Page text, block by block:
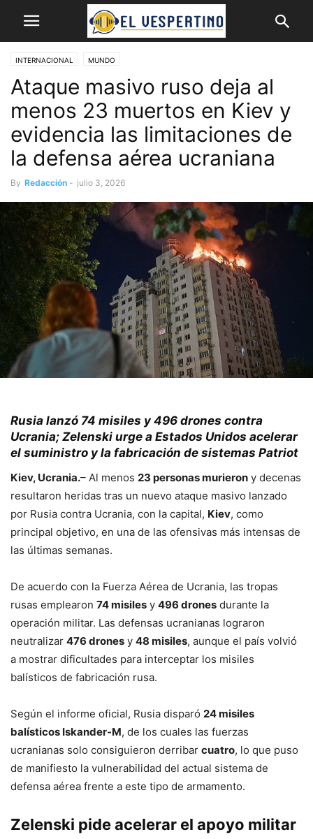
INTERNACIONAL MUNDO
Ataque masivo ruso deja al
menos 23 muertos en Kiev y
evidencia las limitaciones de
la defensa aérea ucraniana
By Redacción - julio 3, 2026
Rusia lanzó 74 misiles y 496 drones contra
Ucrania; Zelenski urge a Estados Unidos acelerar
el suministro y la fabricación de sistemas Patriot
Kiev, Ucrania.– Al menos 23 personas murieron y decenas
resultaron heridas tras un nuevo ataque masivo lanzado
por Rusia contra Ucrania, con la capital, Kiev, como
principal objetivo, en una de las ofensivas más intensas de
las últimas semanas.
De acuerdo con la Fuerza Aérea de Ucrania, las tropas
rusas emplearon 74 misiles y 496 drones durante la
operación militar. Las defensas ucranianas lograron
neutralizar 476 drones y 48 misiles, aunque el país volvió
a mostrar dificultades para interceptar los misiles
balísticos de fabricación rusa.
Según el informe oficial, Rusia disparó 24 misiles
balísticos Iskander-M, de los cuales las fuerzas
ucranianas solo consiguieron derribar cuatro, lo que puso
de manifiesto la vulnerabilidad del actual sistema de
defensa aérea frente a este tipo de armamento.
Zelenski pide acelerar el apoyo militar